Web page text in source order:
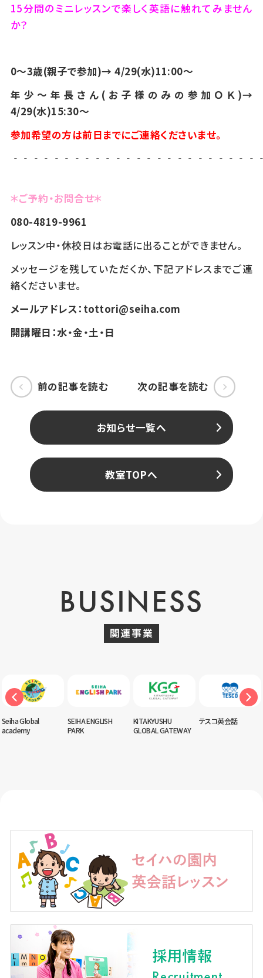
15分間のミニレッスンで楽しく英語に触れてみません
か？
0～3歳(親子で参加)→ 4/29(水)11:00～
年少～年長さん(お子様のみの参加ＯＫ)→
4/29(水)15:30～
参加希望の方は前日までにご連絡くださいませ。
＊ご予約・お問合せ＊
080-4819-9961
レッスン中・休校日はお電話に出ることができません。
メッセージを残していただくか、下記アドレスまでご連
絡くださいませ。
メールアドレス：tottori@seiha.com
開講曜日：水・金・土・日
前の記事を読む 次の記事を読む
お知らせ一覧へ
教室TOPへ
BUSINESS
関連事業
Seiha Global
academy
SEIHA ENGLISH
PARK
KITAKYUSHU
GLOBAL GATEWAY
テスコ英会話